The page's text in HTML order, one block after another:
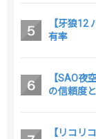
【牙狼12
有率
【SAO夜
の信頼度
【リコリ